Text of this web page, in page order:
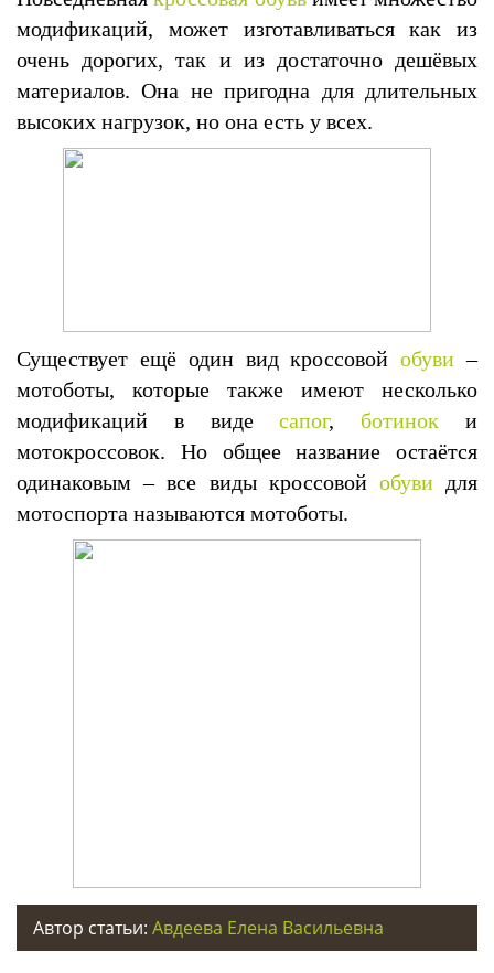
модификаций, может изготавливаться как из
очень дорогих, так и из достаточно дешёвых
материалов. Она не пригодна для длительных
высоких нагрузок, но она есть у всех.
Существует ещё один вид кроссовойобуви –
мотоботы, которые также имеют несколько
модификаций в видесапог, ботинок и
мотокроссовок. Но общее название остаётся
одинаковым – все виды кроссовой обувидля
мотоспорта называются мотоботы.
Автор статьи: Авдеева Елена Васильевна